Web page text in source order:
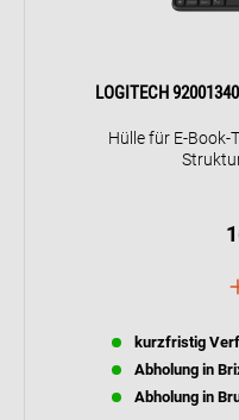
LOGITECH
Hülle für E-Book-
kurzfristig
Abholung in
Abholung in